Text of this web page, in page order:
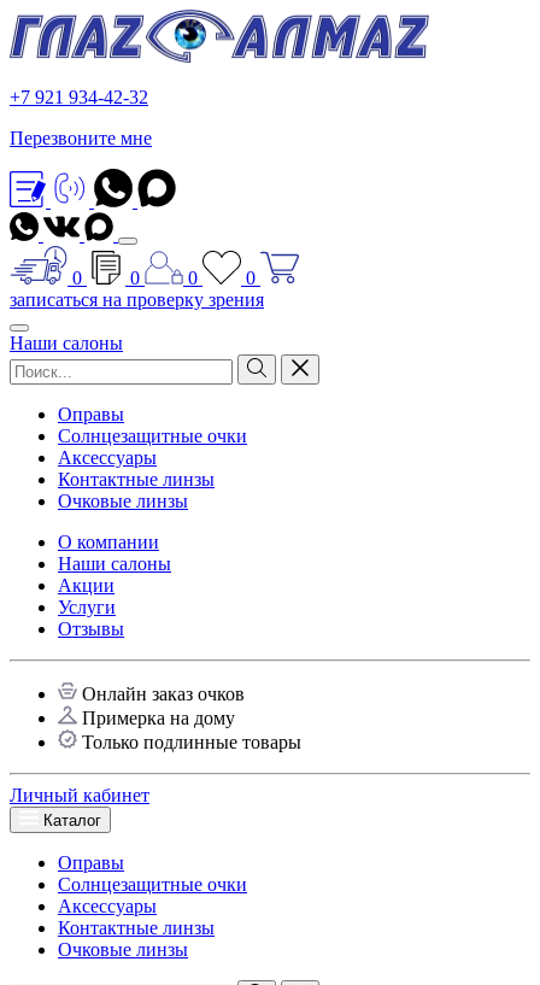
+7 921 934-42-32
Перезвоните мне
0 0 0
0
записаться на проверку зрения
Наши салоны
Оправы
Солнцезащитные очки
Аксессуары
Контактные линзы
Очковые линзы
О компании
Наши салоны
Акции
Услуги
Отзывы
Онлайн заказ очков
Примерка на дому
Только подлинные товары
Личный кабинет
Каталог
Оправы
Солнцезащитные очки
Аксессуары
Контактные линзы
Очковые линзы